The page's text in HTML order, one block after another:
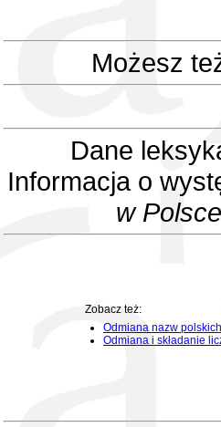
Możesz
Dane
Informacja o
w
Zobacz też:
Odmiana nazw
Odmiana i składanie